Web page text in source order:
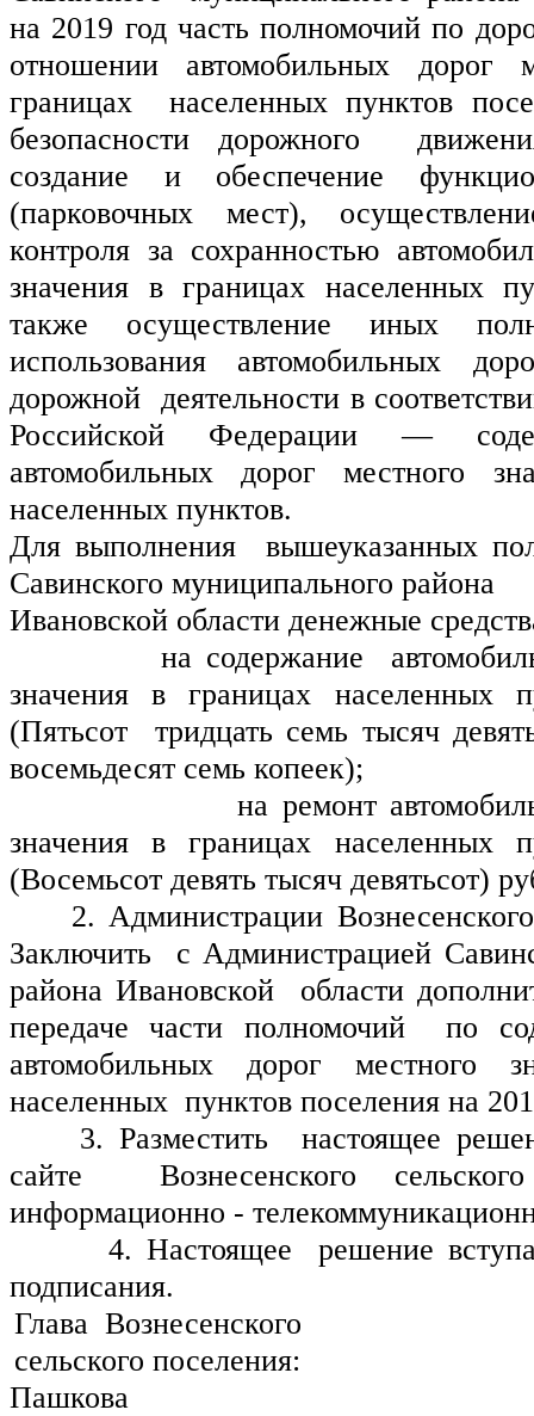
на 2019 год часть полномочий по
отношении автомобильных дорог
границах  населенных пунктов
безопасности дорожного
создание и обеспечение
(парковочных мест),
контроля за сохранностью
значения в границах населенных
также осуществление иных
использования автомобильных
дорожной  деятельности в
Российской Федерации —
автомобильных дорог местного
населенных пунктов.
Для выполнения  вышеуказанных
Савинского муниципального района
Ивановской области денежные
на содержание
значения в границах населенных
(Пятьсот  тридцать семь тысяч
восемьдесят семь копеек);
на ремонт автомобильных
значения в границах населенных
(Восемьсот девять тысяч девятьсот)
2. Администрации Вознесенского
Заключить  с Администрацией
района Ивановской  области
передаче части полномочий  по
автомобильных дорог местного
населенных  пунктов поселения на
3. Разместить  настоящее
сайте  Вознесенского
информационно -
4. Настоящее  решение
подписания.
Глава  Вознесенского
сельского поселения:
Пашкова